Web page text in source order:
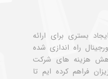
بستری برای ارائه
راه اندازی شده
هزینه های شرکت
فراهم کرده ایم تا